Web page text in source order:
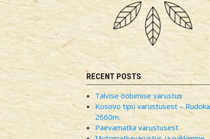
RECENT POSTS
Talvise ööbimise varustus
Kosovo tipu varustusest – Rudoka
2660m.
Päevamatka varustusest